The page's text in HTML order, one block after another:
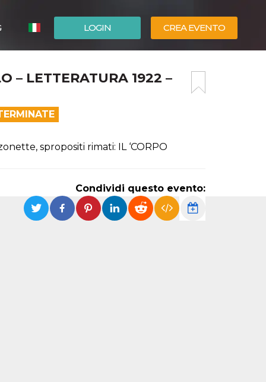
LOGIN CREA EVENTO
ENGLISH
– LETTERATURA 1922 –
spropositi rimati: IL ‘CORPO
Condividi questo evento: